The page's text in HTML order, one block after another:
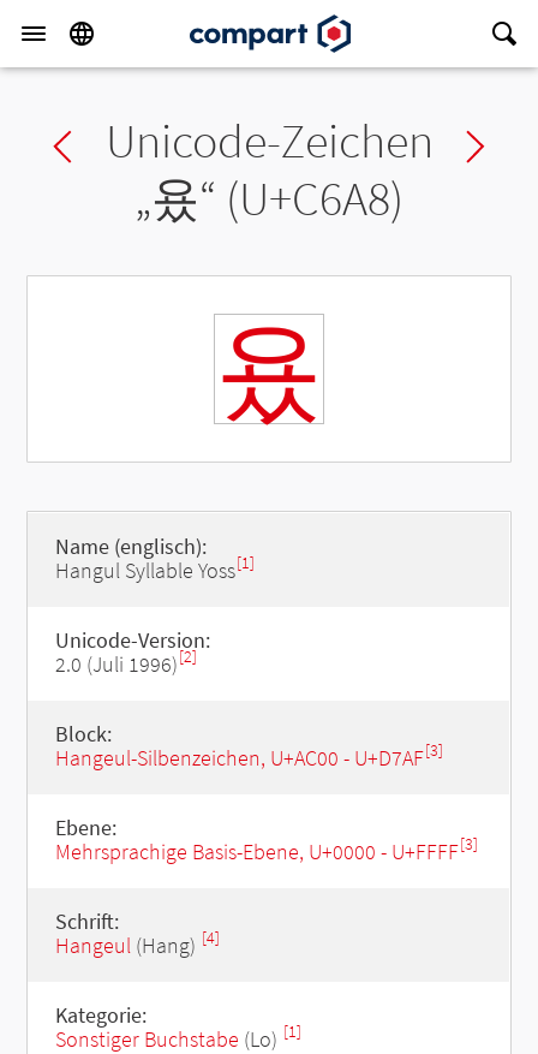
Previous char
Unicode-Zeichen
„욨“ (U+C6A8)
욨
Name (englisch):
Hangul Syllable Yoss[1]
Unicode-Version:
2.0 (Juli 1996)[2]
Block:
Hangeul-Silbenzeichen, U+AC00 - U+D7AF[3]
Ebene:
Mehrsprachige Basis-Ebene, U+0000 - U+FFFF[3]
Schrift:
Hangeul(Hang) [4]
Kategorie:
Sonstiger Buchstabe (Lo) [1]